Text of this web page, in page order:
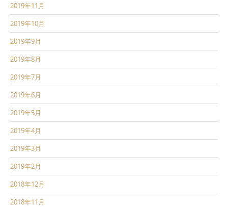
2019年11月
2019年10月
2019年9月
2019年8月
2019年7月
2019年6月
2019年5月
2019年4月
2019年3月
2019年2月
2018年12月
2018年11月